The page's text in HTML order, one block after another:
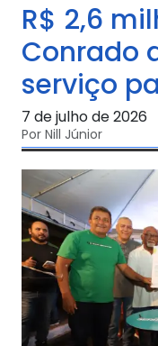
R$ 2,6
Conrado
serviço
7 de julho de 2026
Por Nill Júnior